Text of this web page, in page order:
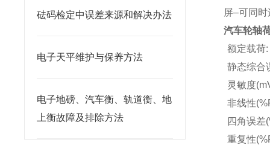
砝码检定中误差来源和解决办法
电子天平维护与保养方法
电子地磅、汽车衡、轨道衡、地
上衡故障及排除方法
屏–可同
汽车轮轴
额定载荷:
静态综合
灵敏度
非线性
四角误差
重复性